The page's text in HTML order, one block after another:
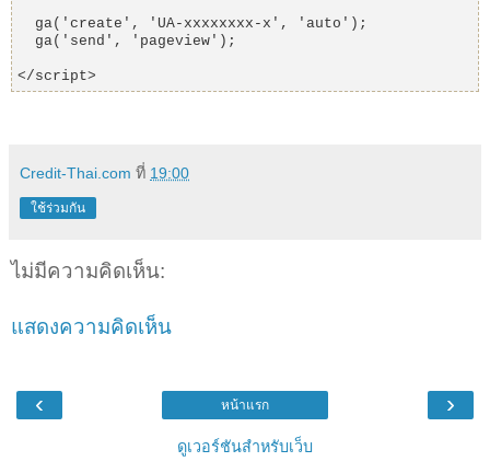
ga('create', 'UA-xxxxxxxx-x', 'auto');
ga('send', 'pageview');
</script>
Credit-Thai.com ที่ 19:00
ใช้ร่วมกัน
ไม่มีความคิดเห็น:
แสดงความคิดเห็น
‹ ›
หน้าแรก
ดูเวอร์ชันสำหรับเว็บ